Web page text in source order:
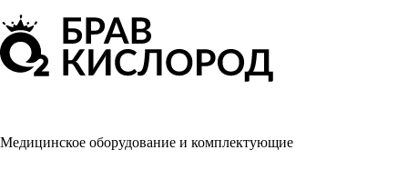
Медицинское оборудование и комплектующие